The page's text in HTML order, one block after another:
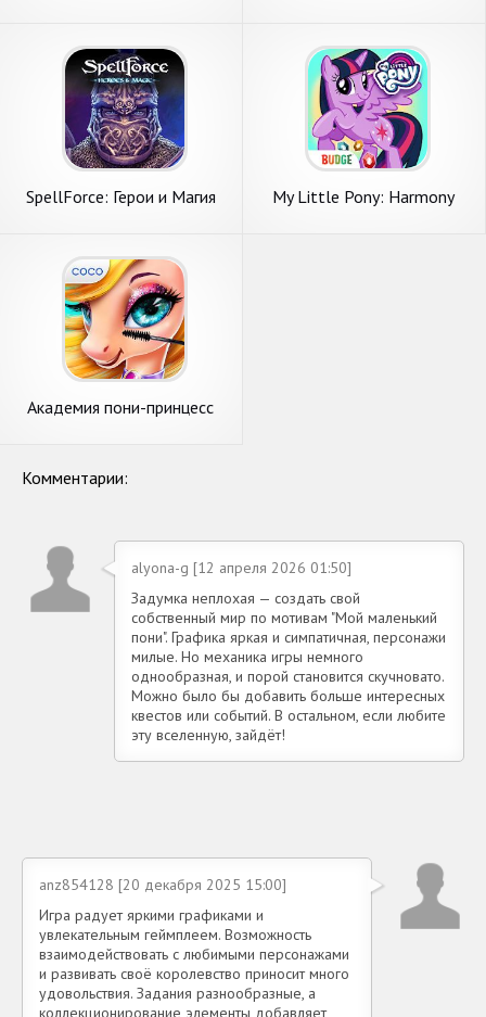
SpellForce: Герои и Магия
My Little Pony: Harmony
Академия пони-принцесс
Комментарии:
alyona-g [12 апреля 2026 01:50]
Задумка неплохая — создать свой
собственный мир по мотивам "Мой маленький
пони". Графика яркая и симпатичная, персонажи
милые. Но механика игры немного
однообразная, и порой становится скучновато.
Можно было бы добавить больше интересных
квестов или событий. В остальном, если любите
эту вселенную, зайдёт!
anz854128 [20 декабря 2025 15:00]
Игра радует яркими графиками и
увлекательным геймплеем. Возможность
взаимодействовать с любимыми персонажами
и развивать своё королевство приносит много
удовольствия. Задания разнообразные, а
коллекционирование элементы добавляет